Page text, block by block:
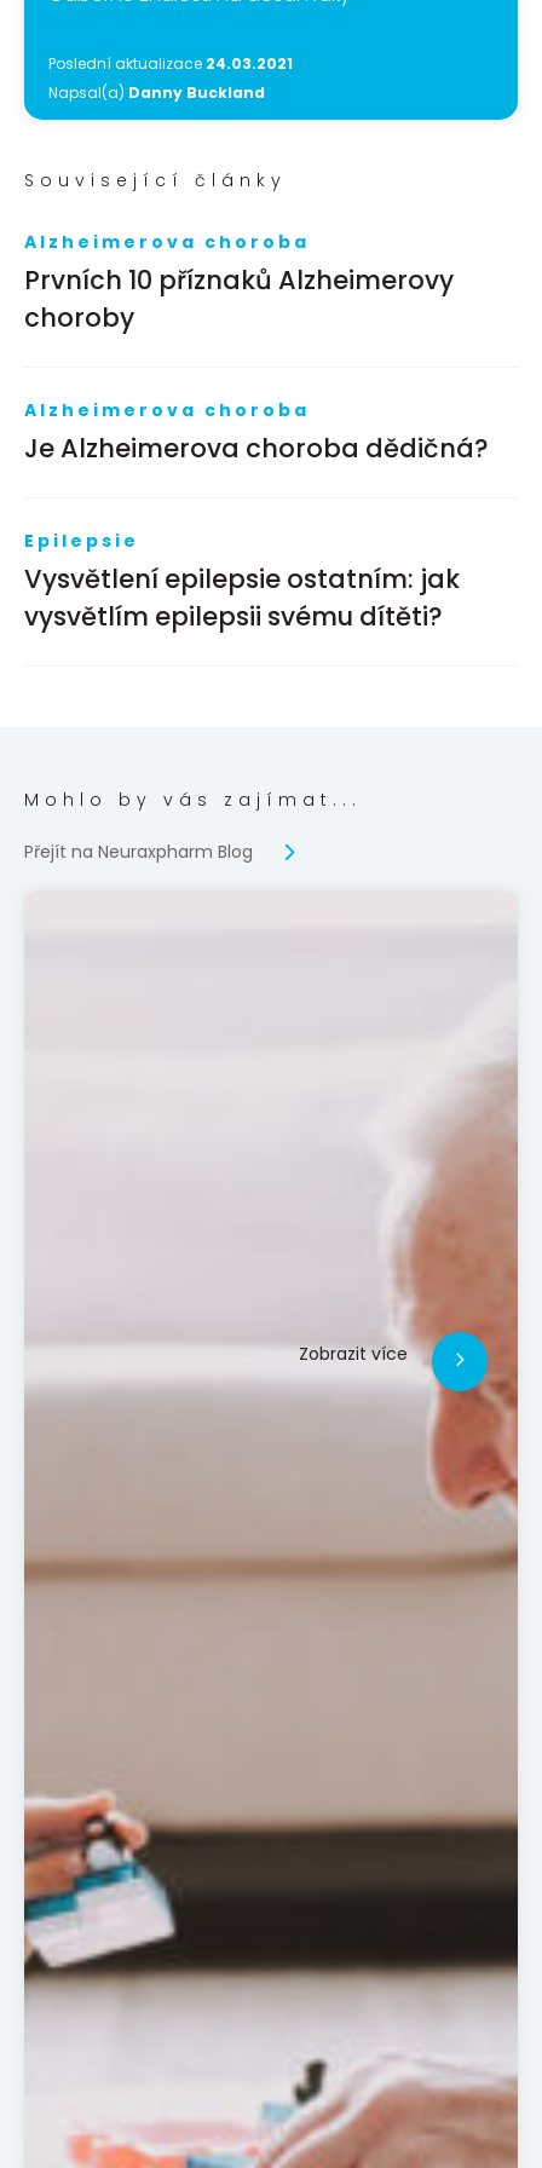
Poslední aktualizace 24.03.2021
Napsal(a) Danny Buckland
Související články
Alzheimerova choroba
Prvních 10 příznaků Alzheimerovy
choroby
Alzheimerova choroba
Je Alzheimerova choroba dědičná?
Epilepsie
Vysvětlení epilepsie ostatním: jak
vysvětlím epilepsii svému dítěti?
Mohlo by vás zajímat...
Přejít na Neuraxpharm Blog
Zobrazit více